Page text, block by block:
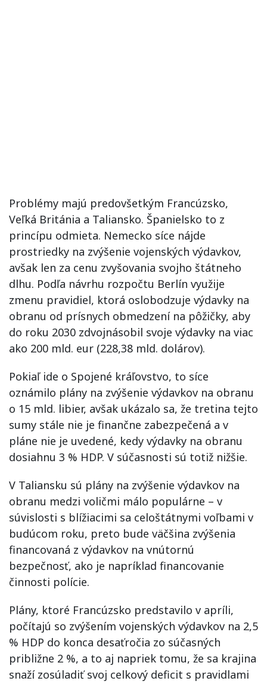
Problémy majú predovšetkým Francúzsko,
Veľká Británia a Taliansko. Španielsko to z
princípu odmieta. Nemecko síce nájde
prostriedky na zvýšenie vojenských výdavkov,
avšak len za cenu zvyšovania svojho štátneho
dlhu. Podľa návrhu rozpočtu Berlín využije
zmenu pravidiel, ktorá oslobodzuje výdavky na
obranu od prísnych obmedzení na pôžičky, aby
do roku 2030 zdvojnásobil svoje výdavky na viac
ako 200 mld. eur (228,38 mld. dolárov).
Pokiaľ ide o Spojené kráľovstvo, to síce
oznámilo plány na zvýšenie výdavkov na obranu
o 15 mld. libier, avšak ukázalo sa, že tretina tejto
sumy stále nie je finančne zabezpečená a v
pláne nie je uvedené, kedy výdavky na obranu
dosiahnu 3 % HDP. V súčasnosti sú totiž nižšie.
V Taliansku sú plány na zvýšenie výdavkov na
obranu medzi voličmi málo populárne – v
súvislosti s blížiacimi sa celoštátnymi voľbami v
budúcom roku, preto bude väčšina zvýšenia
financovaná z výdavkov na vnútornú
bezpečnosť, ako je napríklad financovanie
činnosti polície.
Plány, ktoré Francúzsko predstavilo v apríli,
počítajú so zvýšením vojenských výdavkov na 2,5
% HDP do konca desaťročia zo súčasných
približne 2 %, a to aj napriek tomu, že sa krajina
snaží zosúladiť svoj celkový deficit s pravidlami